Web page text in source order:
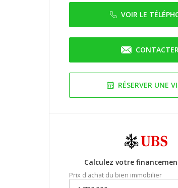
VOIR LE
RÉSERVER UNE
Calculez votre
Prix d'achat du bien immobilier